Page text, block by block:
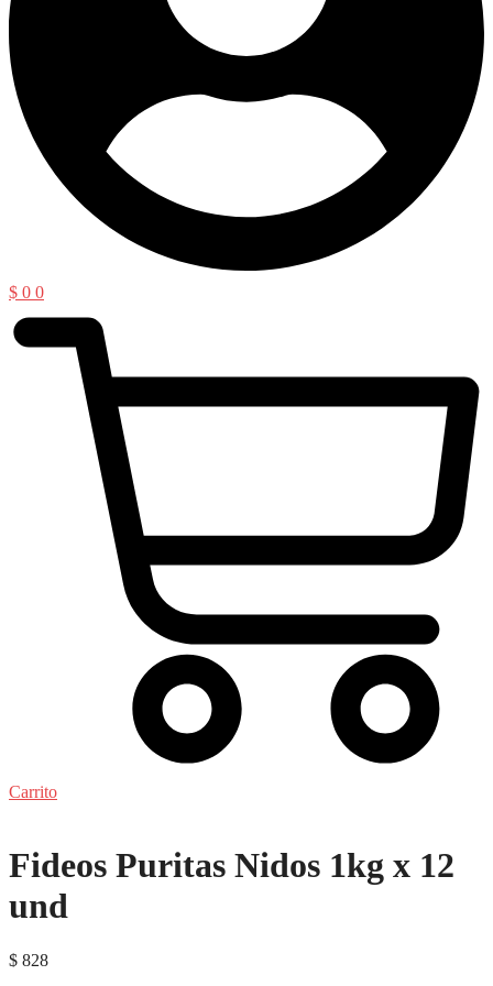
$ 0 0
Carrito
Fideos Puritas Nidos 1kg x 12
und
$ 828